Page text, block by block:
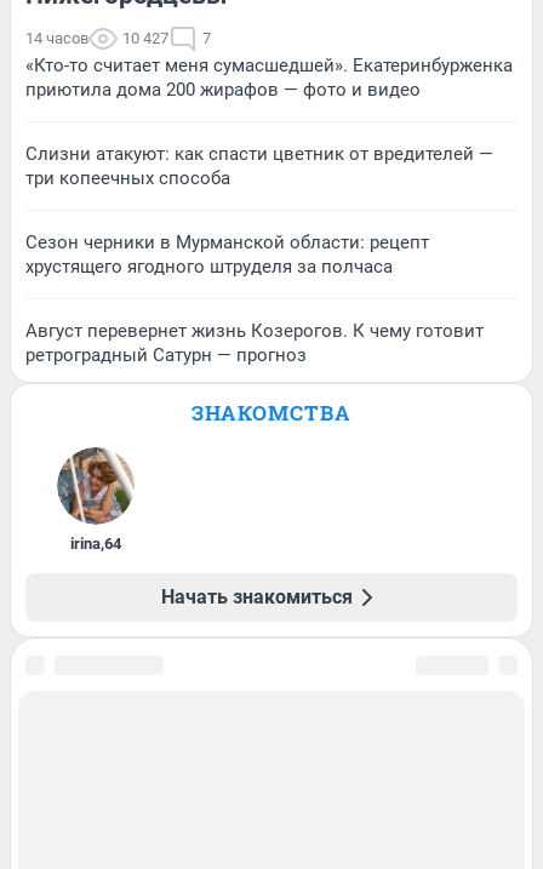
14 часов 10 427 7
«Кто-то считает меня сумасшедшей». Екатеринбурженка
приютила дома 200 жирафов — фото и видео
Слизни атакуют: как спасти цветник от вредителей —
три копеечных способа
Сезон черники в Мурманской области: рецепт
хрустящего ягодного штруделя за полчаса
Август перевернет жизнь Козерогов. К чему готовит
ретроградный Сатурн — прогноз
ЗНАКОМСТВА
irina,64
Начать знакомиться